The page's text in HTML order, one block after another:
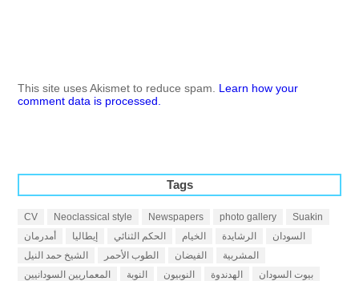
This site uses Akismet to reduce spam. Learn how your
comment data is processed.
Tags
CV Neoclassical style Newspapers photo gallery
Suakin
أمدرمان
إيطاليا الحكم الثنائي الخيام الرشايدة
السودان
الشيخ حمد النيل
الطوب الأحمر الفيضان
المشربية
المعماريين السودانيين
النوبة النوبيون الهدندوة
بيوت السودان